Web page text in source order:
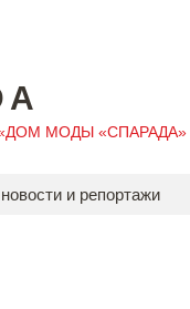
«ДОМ МОДЫ «СПАРАДА»
новости и репортажи